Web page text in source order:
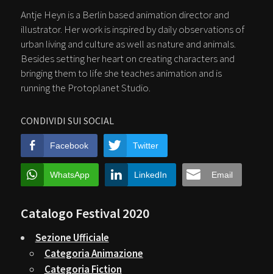
CONDIVIDI SUI SOCIAL
Facebook Twitter
WhatsApp LinkedIn Email
Antje Heyn is a Berlin based animation director and
illustrator. Her work is inspired by daily observations of
urban living and culture as well as nature and animals.
Besides setting her heart on creating characters and
bringing them to life she teaches animation and is
running the Protoplanet Studio.
Catalogo Festival 2020
Sezione Ufficiale
Categoria Animazione
Categoria Fiction